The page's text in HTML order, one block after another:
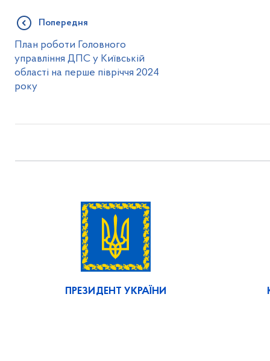
Попередня
План роботи Головного
управління ДПС у Київській
області на перше півріччя 2024
року
ПРЕЗИДЕНТ УКРАЇНИ